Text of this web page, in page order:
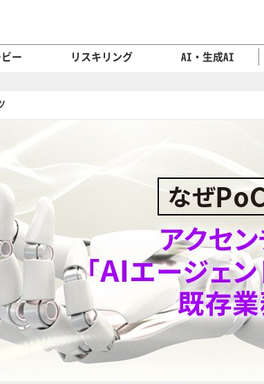
ー リスキリング AI・生成AI